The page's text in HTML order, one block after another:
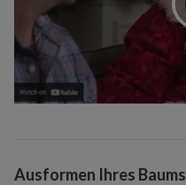
Ausformen Ihres Baums